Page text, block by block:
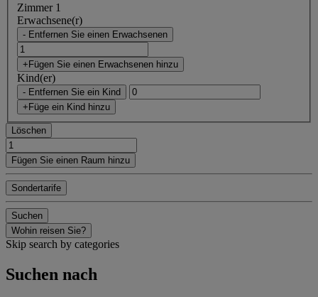
Zimmer 1
Erwachsene(r)
- Entfernen Sie einen Erwachsenen
+Fügen Sie einen Erwachsenen hinzu
Kind(er)
- Entfernen Sie ein Kind
+Füge ein Kind hinzu
Löschen
Fügen Sie einen Raum hinzu
Sondertarife
Suchen
Wohin reisen Sie?
Skip search by categories
Suchen nach